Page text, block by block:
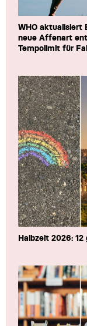
WHO aktualisiert
neue Affenart
Tempolimit für
Halbzeit 2026: